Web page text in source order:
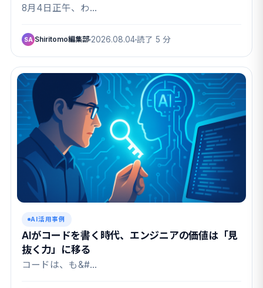
8月4日正午、わ…
SA Shiritomo編集部 2026.08.04読了 5 分
AI活用事例
AIがコードを書く時代、エンジニアの価値は「見
抜く力」に移る
コードは、も&#…